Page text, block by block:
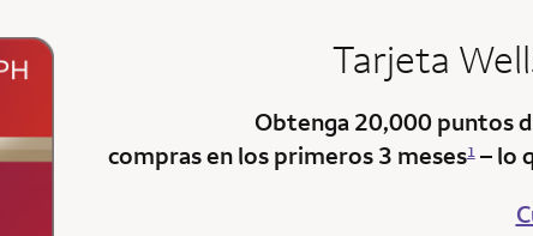
Tarjeta
Obtenga 20,000 puntos
compras en los primeros 3 meses1– lo